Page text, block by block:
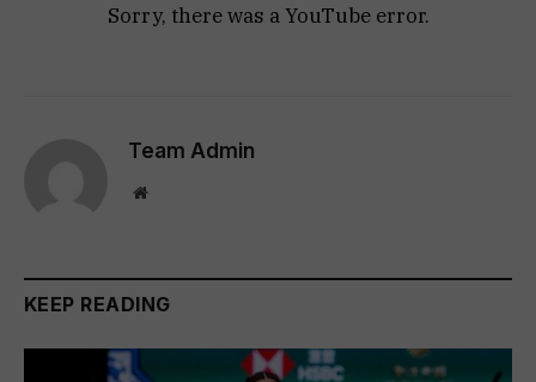
Sorry, there was a YouTube error.
Team Admin
Website
KEEP READING